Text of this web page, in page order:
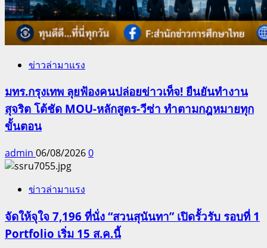
ข่าวล่ามาแรง
มทร.กรุงเทพ ลุยฟ้องคนปล่อยข่าวเท็จ! ยืนยันทำงาน
สุจริต โต้ชัด MOU-หลักสูตร-วีซ่า ทำตามกฎหมายทุก
ขั้นตอน
admin 06/08/20260
ข่าวล่ามาแรง
จัดให้จุใจ 7,196 ที่นั่ง “สวนสุนันทา” เปิดรั้วรับ รอบที่ 1
Portfolio เริ่ม 15 ส.ค.นี้